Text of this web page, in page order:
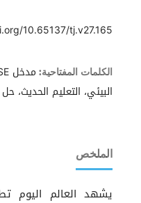
10.65137/tj.v27.165
الكلمات المفتاحية:
البيئي، التعليم الحديث،
الملخص
يشهد العالم اليوم